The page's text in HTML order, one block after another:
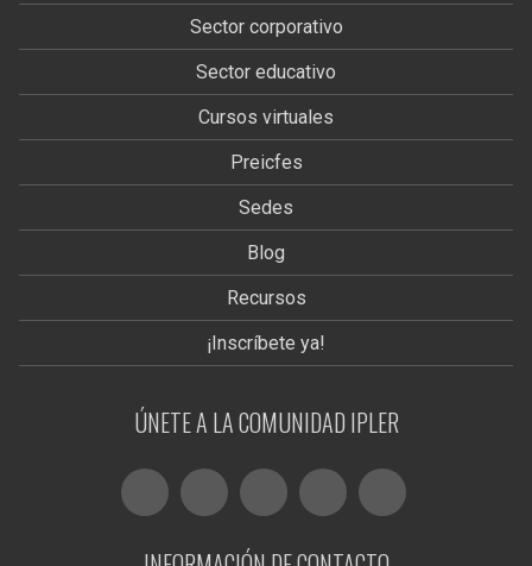
Sector corporativo
Sector educativo
Cursos virtuales
Preicfes
Sedes
Blog
Recursos
¡Inscríbete ya!
ÚNETE A LA COMUNIDAD IPLER